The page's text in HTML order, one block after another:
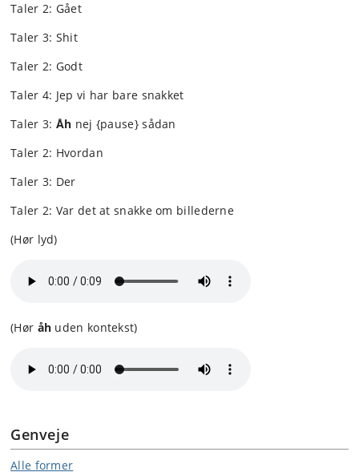
Taler 2: Gået
Taler 3: Shit
Taler 2: Godt
Taler 4: Jep vi har bare snakket
Taler 3: Åh nej {pause} sådan
Taler 2: Hvordan
Taler 3: Der
Taler 2: Var det at snakke om billederne
(Hør lyd)
(Hør åh uden kontekst)
Genveje
Alle former